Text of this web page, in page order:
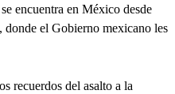
encuentra en México desde
donde el Gobierno mexicano les
recuerdos del asalto a la